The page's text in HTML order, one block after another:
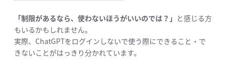
「制限があるなら、使わないほうがいいのでは？」 と感じる方
もいるかもしれません。
実際、ChatGPTをログインしないで使う際にできること・で
きないことがはっきり分かれています。